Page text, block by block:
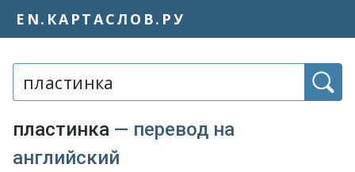
EN.КАРТАСЛОВ.РУ
пластинка — перевод на
английский